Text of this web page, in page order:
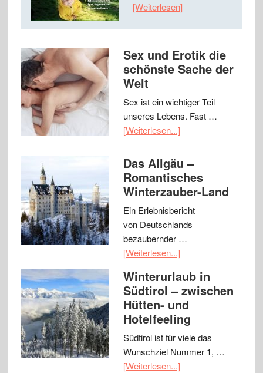
[Weiterlesen]
Sex und Erotik die
schönste Sache der
Welt
Sex ist ein wichtiger Teil
unseres Lebens. Fast …
[Weiterlesen...]
Das Allgäu –
Romantisches
Winterzauber-Land
Ein Erlebnisbericht
von Deutschlands
bezaubernder …
[Weiterlesen...]
Winterurlaub in
Südtirol – zwischen
Hütten- und
Hotelfeeling
Südtirol ist für viele das
Wunschziel Nummer 1, …
[Weiterlesen...]